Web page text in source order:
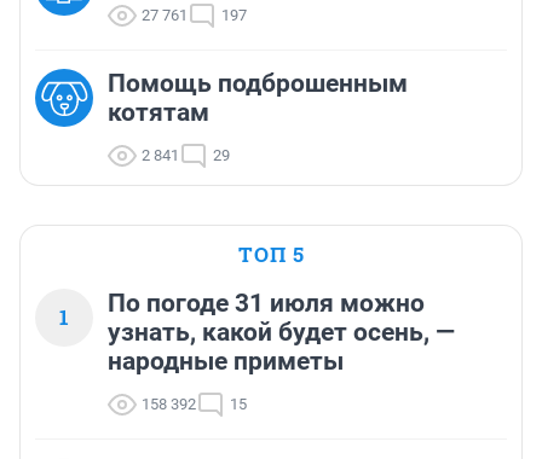
27 761 197
Помощь подброшенным
котятам
2 841 29
ТОП 5
1
По погоде 31 июля можно
узнать, какой будет осень, —
народные приметы
158 392 15